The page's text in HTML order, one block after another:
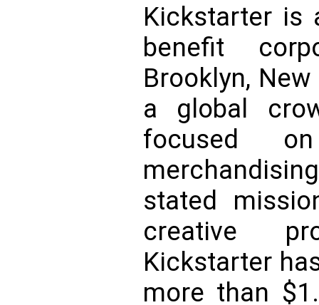
Kickstarter is
benefit
Brooklyn,
a global
focused
stated
creative
Kickstarter
more than